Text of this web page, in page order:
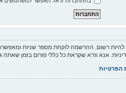
רשום. ההרשמה לוקחת מספר שניות
אנא וודא שקראת כל כללי פורום בזמן שאתה
הפרטיות